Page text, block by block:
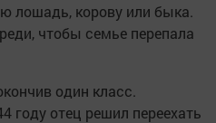
лошадь, корову или быка.
чтобы семье перепала
один класс.
году отец решил переехать